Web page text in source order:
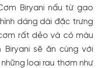
Biryani nấu từ gạo
dáng dài đặc trưng
rất dẻo và có màu
sẽ ăn cùng với
loại rau thơm như